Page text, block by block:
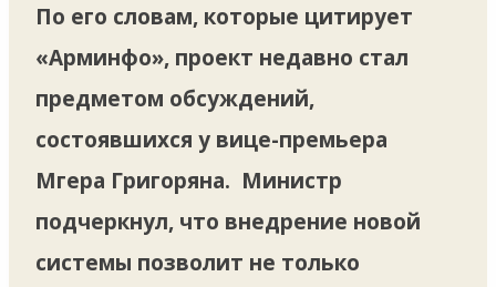
По его словам, которые цитирует
«Арминфо», проект недавно стал
предметом обсуждений,
состоявшихся у вице-премьера
Мгера Григоряна. Министр
подчеркнул, что внедрение новой
системы позволит не только